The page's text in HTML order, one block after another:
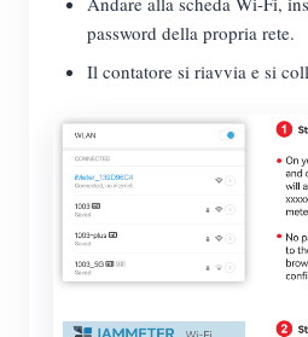
password della propria rete.
Il contatore si riavvia e si